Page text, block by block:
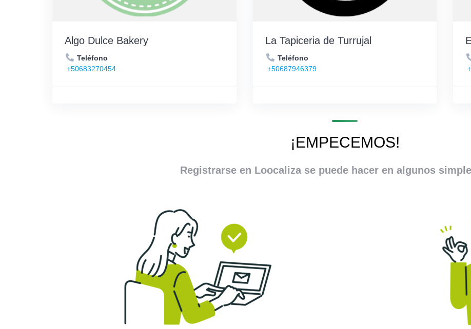
Algo Dulce Bakery
Teléfono
+50683270454
La Tapiceria de Turrujal
Teléfono
+50687946379
¡EMPECEMOS!
Registrarse en Loocaliza se puede hacer en algunos